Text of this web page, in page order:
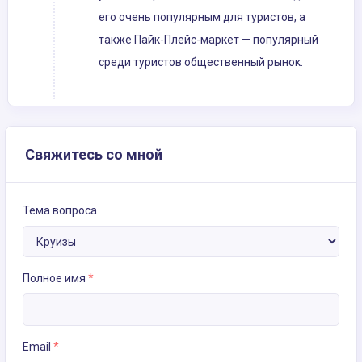
его очень популярным для туристов, а
также Пайк-Плейс-маркет — популярный
среди туристов общественный рынок.
Свяжитесь со мной
Тема вопроса
Полное имя *
Email *